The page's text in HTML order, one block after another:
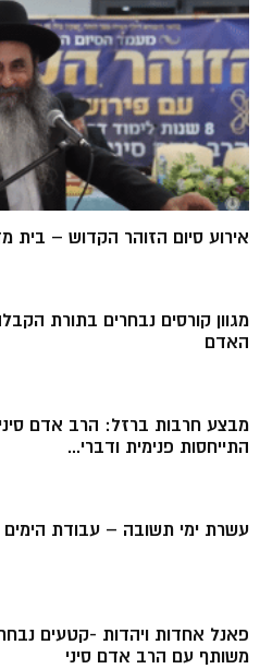
אירוע סיום הזוהר הקדוש – בית
מגוון קורסים נבחרים בתורת
האדם
מבצע חרבות ברזל: הרב אדם
התייחסות פנימית ודברי...
עשרת ימי תשובה – עבודת הימים
פאנל אחדות ויהדות -קטעים
משותף עם הרב אדם סיני